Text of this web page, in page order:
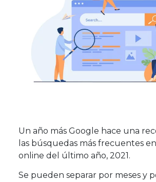
Un año más Google hace una
las búsquedas más frecuentes
online del último año, 2021.
Se pueden separar por meses y